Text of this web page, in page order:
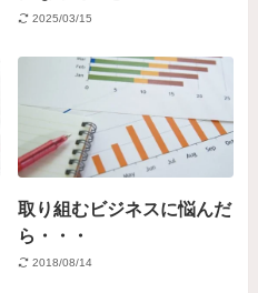
2025/03/15
取り組むビジネスに悩んだ
ら・・・
2018/08/14